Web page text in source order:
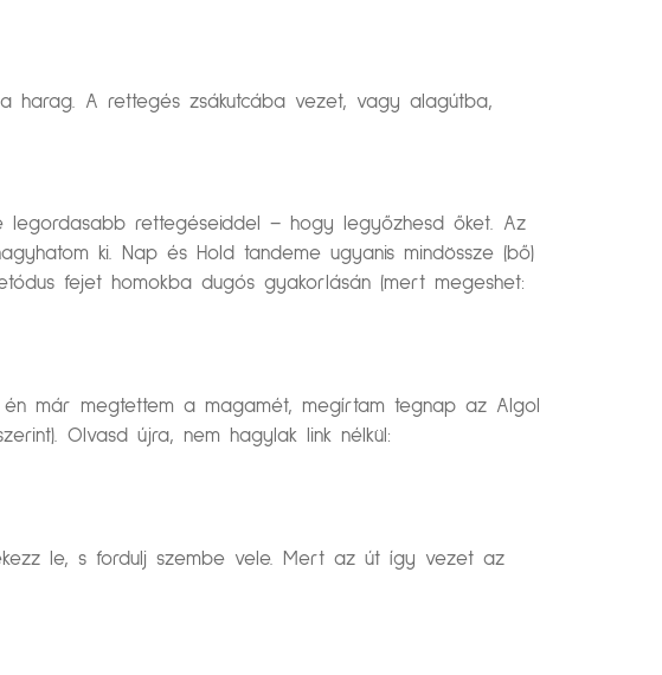
harag. A rettegés zsákutcába vezet, vagy alagútba,
legordasabb rettegéseiddel – hogy legyőzhesd őket. Az
ki. Nap és Hold tandeme ugyanis mindössze (bő)
fejet homokba dugós gyakorlásán (mert megeshet:
már megtettem a magamét, megírtam tegnap az Algol
Olvasd újra, nem hagylak link nélkül:
le, s fordulj szembe vele. Mert az út így vezet az